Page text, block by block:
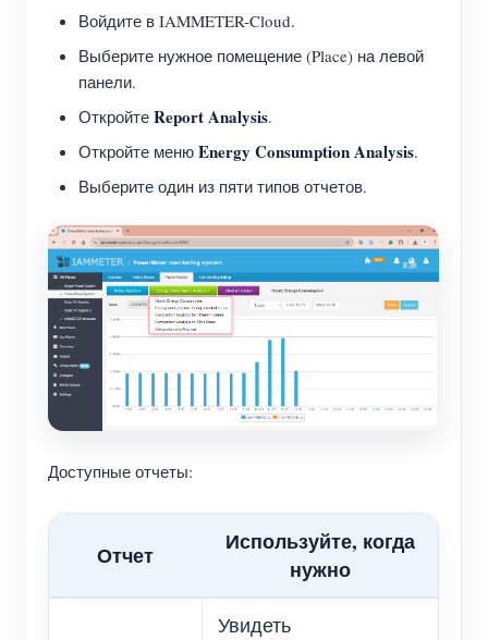
Войдите в IAMMETER-Cloud.
Выберите нужное помещение (Place) на левой
панели.
Откройте Report Analysis.
Откройте меню Energy Consumption Analysis.
Выберите один из пяти типов отчетов.
Доступные отчеты:
Отчет
Используйте, когда
нужно
Увидеть